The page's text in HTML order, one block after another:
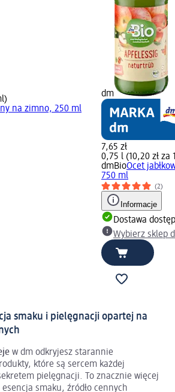
na zimno, 250 ml
dm
7,65 zł
0,75 l (10,20 zł za
dmBioOcet
750 ml
(2)
Informacje
Dostawa
Wybierz sklep
smaku i pielęgnacji opartej na
w dm odkryjesz starannie
które są sercem każdej
pielęgnacji. To znacznie więcej
smaku, źródło cennych